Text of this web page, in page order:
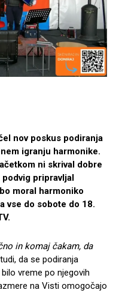
nov poskus podiranja
igranju harmonike.
ni skrival dobre
podvig pripravljal
moral harmoniko
vse do sobote do 18.
in komaj čakam, da
da se podiranja
vreme po njegovih
na Visti omogočajo